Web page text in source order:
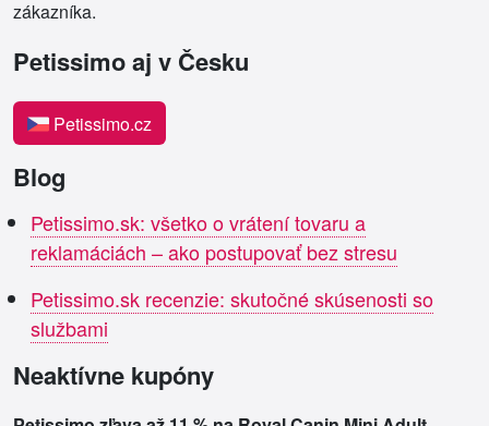
zákazníka.
Petissimo aj v Česku
Petissimo.cz
Blog
Petissimo.sk: všetko o vrátení tovaru a
reklamáciách – ako postupovať bez stresu
Petissimo.sk recenzie: skutočné skúsenosti so
službami
Neaktívne kupóny